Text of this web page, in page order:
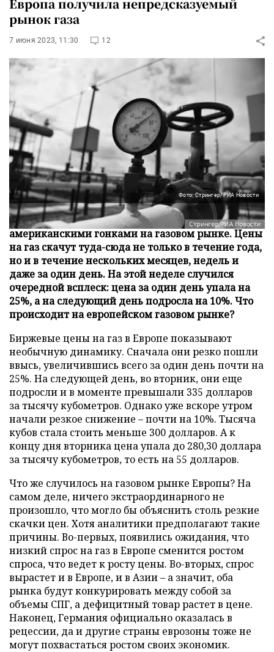
Европа получила непредсказуемый
рынок газа
7 июня 2023, 11:30 12
Фото: Стрингер/РИА Новости
Европейцы столкнулись с бешеными
американскими гонками на газовом рынке. Цены
на газ скачут туда-сюда не только в течение года,
но и в течение нескольких месяцев, недель и
даже за один день. На этой неделе случился
очередной всплеск: цена за один день упала на
25%, а на следующий день подросла на 10%. Что
происходит на европейском газовом рынке?
Биржевые цены на газ в Европе показывают
необычную динамику. Сначала они резко пошли
ввысь, увеличившись всего за один день почти на
25%. На следующей день, во вторник, они еще
подросли и в моменте превышали 335 долларов
за тысячу кубометров. Однако уже вскоре утром
начали резкое снижение – почти на 10%. Тысяча
кубов стала стоить меньше 300 долларов. А к
концу дня вторника цена упала до 280,30 доллара
за тысячу кубометров, то есть на 55 долларов.
Что же случилось на газовом рынке Европы? На
самом деле, ничего экстраординарного не
произошло, что могло бы объяснить столь резкие
скачки цен. Хотя аналитики предполагают такие
причины. Во-первых, появились ожидания, что
низкий спрос на газ в Европе сменится ростом
спроса, что ведет к росту цены. Во-вторых, спрос
вырастет и в Европе, и в Азии – а значит, оба
рынка будут конкурировать между собой за
объемы СПГ, а дефицитный товар растет в цене.
Наконец, Германия официально оказалась в
рецессии, да и другие страны еврозоны тоже не
могут похвастаться ростом своих экономик.